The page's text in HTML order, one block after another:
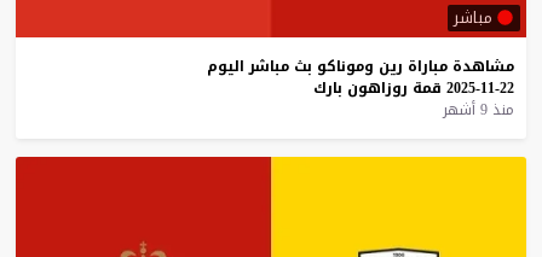
مباشر
مشاهدة مباراة رين وموناكو بث مباشر اليوم
22-11-2025
قمة روزاهون بارك
منذ 9 أشهر